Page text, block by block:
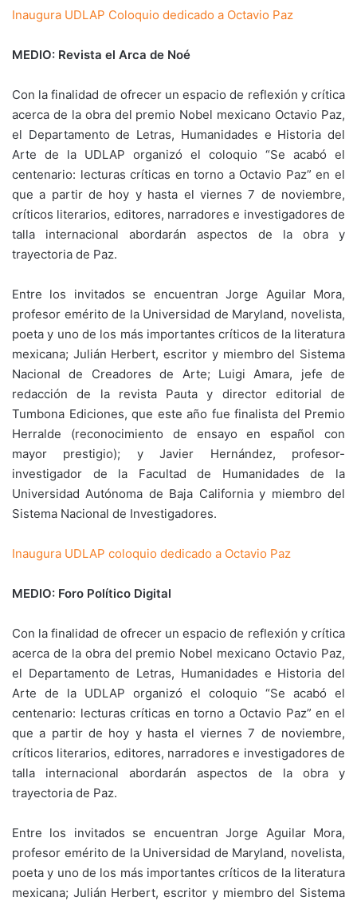
Inaugura UDLAP Coloquio dedicado a Octavio Paz
MEDIO: Revista el Arca de Noé
Con la finalidad de ofrecer un espacio de reflexión y crítica
acerca de la obra del premio Nobel mexicano Octavio Paz,
el Departamento de Letras, Humanidades e Historia del
Arte de la UDLAP organizó el coloquio “Se acabó el
centenario: lecturas críticas en torno a Octavio Paz” en el
que a partir de hoy y hasta el viernes 7 de noviembre,
críticos literarios, editores, narradores e investigadores de
talla internacional abordarán aspectos de la obra y
trayectoria de Paz.
Entre los invitados se encuentran Jorge Aguilar Mora,
profesor emérito de la Universidad de Maryland, novelista,
poeta y uno de los más importantes críticos de la literatura
mexicana; Julián Herbert, escritor y miembro del Sistema
Nacional de Creadores de Arte; Luigi Amara, jefe de
redacción de la revista Pauta y director editorial de
Tumbona Ediciones, que este año fue finalista del Premio
Herralde (reconocimiento de ensayo en español con
mayor prestigio); y Javier Hernández, profesor-
investigador de la Facultad de Humanidades de la
Universidad Autónoma de Baja California y miembro del
Sistema Nacional de Investigadores.
Inaugura UDLAP coloquio dedicado a Octavio Paz
MEDIO: Foro Político Digital
Con la finalidad de ofrecer un espacio de reflexión y crítica
acerca de la obra del premio Nobel mexicano Octavio Paz,
el Departamento de Letras, Humanidades e Historia del
Arte de la UDLAP organizó el coloquio “Se acabó el
centenario: lecturas críticas en torno a Octavio Paz” en el
que a partir de hoy y hasta el viernes 7 de noviembre,
críticos literarios, editores, narradores e investigadores de
talla internacional abordarán aspectos de la obra y
trayectoria de Paz.
Entre los invitados se encuentran Jorge Aguilar Mora,
profesor emérito de la Universidad de Maryland, novelista,
poeta y uno de los más importantes críticos de la literatura
mexicana; Julián Herbert, escritor y miembro del Sistema